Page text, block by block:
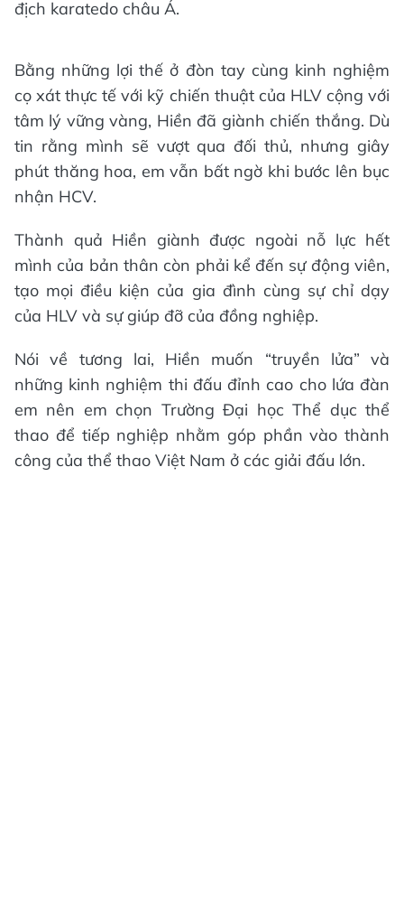
địch karatedo châu Á.
Bằng những lợi thế ở đòn tay cùng kinh nghiệm
cọ xát thực tế với kỹ chiến thuật của HLV cộng với
tâm lý vững vàng, Hiền đã giành chiến thắng. Dù
tin rằng mình sẽ vượt qua đối thủ, nhưng giây
phút thăng hoa, em vẫn bất ngờ khi bước lên bục
nhận HCV.
Thành quả Hiền giành được ngoài nỗ lực hết
mình của bản thân còn phải kể đến sự động viên,
tạo mọi điều kiện của gia đình cùng sự chỉ dạy
của HLV và sự giúp đỡ của đồng nghiệp.
Nói về tương lai, Hiền muốn “truyền lửa” và
những kinh nghiệm thi đấu đỉnh cao cho lứa đàn
em nên em chọn Trường Đại học Thể dục thể
thao để tiếp nghiệp nhằm góp phần vào thành
công của thể thao Việt Nam ở các giải đấu lớn.